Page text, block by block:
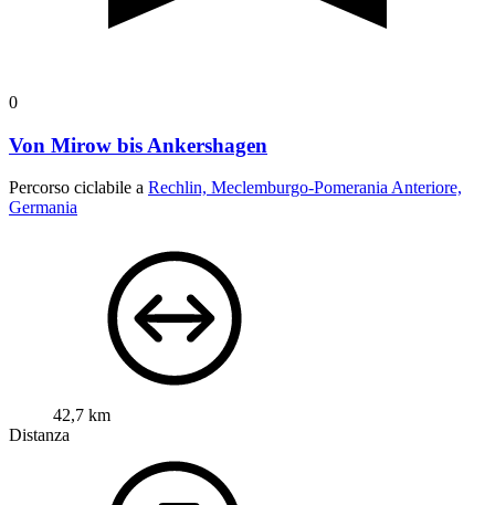
0
Von Mirow bis Ankershagen
Percorso ciclabile a Rechlin, Meclemburgo-Pomerania Anteriore,
Germania
42,7 km
Distanza